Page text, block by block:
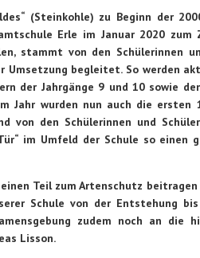
(Steinkohle) zu Beginn der
Erle im Januar 2020
stammt von den Schülerinnen
begleitet. So werden
der Jahrgänge 9 und 10 sowie
Jahr wurden nun auch die ersten
von den Schülerinnen und
im Umfeld der Schule so einen
Teil zum Artenschutz
Schule von der Entstehung
zudem noch an die
Lisson.